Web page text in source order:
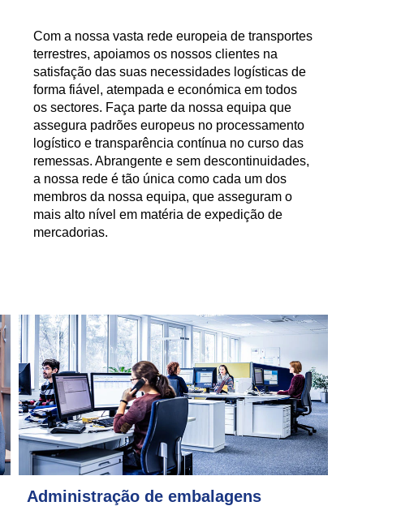
Com a nossa vasta rede europeia de transportes
terrestres, apoiamos os nossos clientes na
satisfação das suas necessidades logísticas de
forma fiável, atempada e económica em todos
os sectores. Faça parte da nossa equipa que
assegura padrões europeus no processamento
logístico e transparência contínua no curso das
remessas. Abrangente e sem descontinuidades,
a nossa rede é tão única como cada um dos
membros da nossa equipa, que asseguram o
mais alto nível em matéria de expedição de
mercadorias.
Administração de embalagens